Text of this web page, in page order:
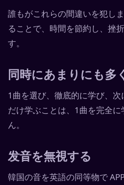
誰もがこれらの間違いを犯し
ることで、時間を節約し、挫
す。
同時にあまりにも多
1曲を選び、徹底的に学び、
だけ学ぶことは、1曲を完全
ん。
发音を無視する
韓国の音を英語の同等物で